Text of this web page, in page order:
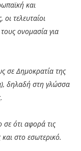
και
τελευταίοι
ονομασία για
σε Δημοκρατία της
δηλαδή στη γλώσσα
ότι αφορά τις
και στο εσωτερικό.